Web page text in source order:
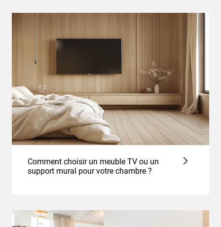
Comment choisir un meuble TV ou un
support mural pour votre chambre ?